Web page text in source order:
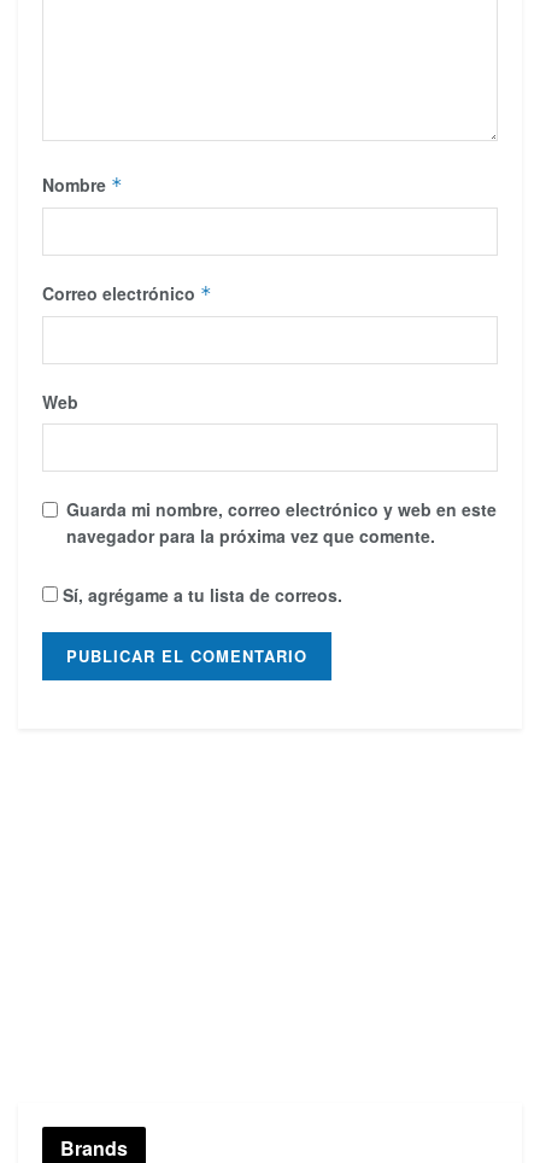
Nombre *
Correo electrónico *
Web
Guarda mi nombre, correo electrónico y web en este
navegador para la próxima vez que comente.
Sí, agrégame a tu lista de correos.
Brands